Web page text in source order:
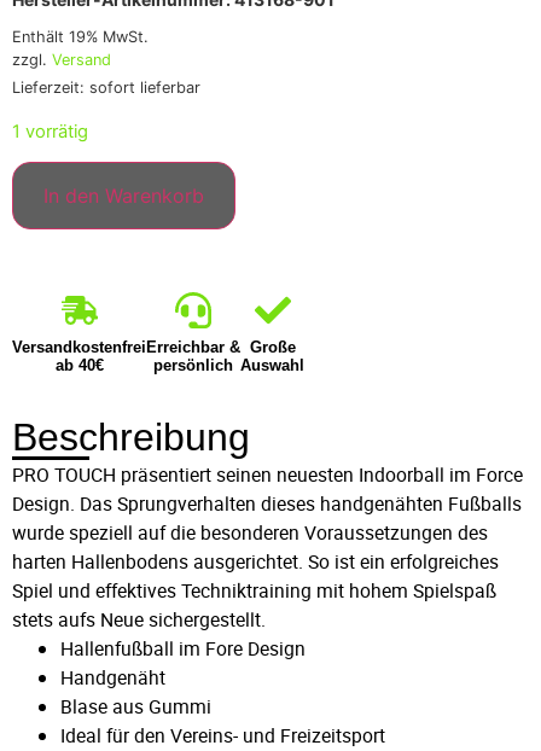
Enthält 19% MwSt.
zzgl. Versand
Lieferzeit: sofort lieferbar
1 vorrätig
In den Warenkorb
Versandkostenfrei
ab 40€
Erreichbar &
persönlich
Große
Auswahl
Beschreibung
PRO TOUCH präsentiert seinen neuesten Indoorball im Force
Design. Das Sprungverhalten dieses handgenähten Fußballs
wurde speziell auf die besonderen Voraussetzungen des
harten Hallenbodens ausgerichtet. So ist ein erfolgreiches
Spiel und effektives Techniktraining mit hohem Spielspaß
stets aufs Neue sichergestellt.
Hallenfußball im Fore Design
Handgenäht
Blase aus Gummi
Ideal für den Vereins- und Freizeitsport